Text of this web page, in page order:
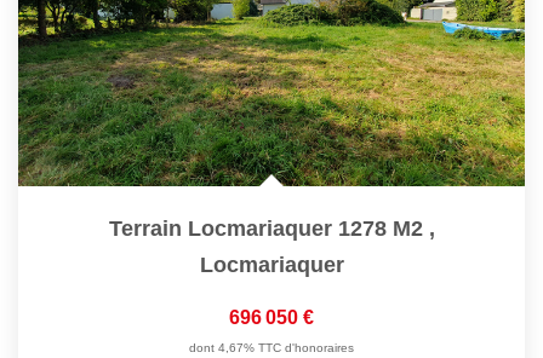
Terrain Locmariaquer 1278 M2 ,
Locmariaquer
696 050 €
dont 4,67% TTC d'honoraires